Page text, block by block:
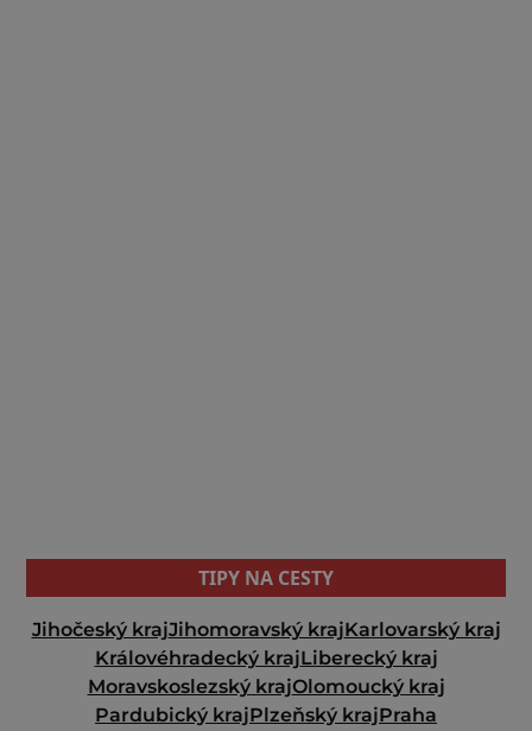
TIPY NA CESTY
Jihočeský krajJihomoravský krajKarlovarský kraj
Královéhradecký krajLiberecký kraj
Moravskoslezský krajOlomoucký kraj
Pardubický krajPlzeňský krajPraha